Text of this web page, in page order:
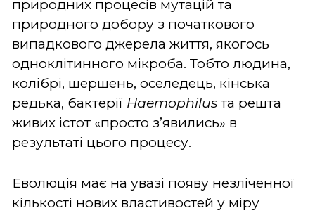
природних процесів мутацій та
природного добору з початкового
випадкового джерела життя, якогось
одноклітинного мікроба. Тобто людина,
колібрі, шершень, оселедець, кінська
редька, бактерії Haemophilus та решта
живих істот «просто з’явились» в
результаті цього процесу.
Еволюція має на увазі появу незліченної
кількості нових властивостей у міру